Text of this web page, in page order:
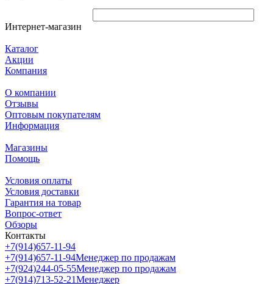
Интернет-магазин
Каталог
Акции
Компания
О компании
Отзывы
Оптовым покупателям
Информация
Магазины
Помощь
Условия оплаты
Условия доставки
Гарантия на товар
Вопрос-ответ
Обзоры
Контакты
+7(914)657-11-94
+7(914)657-11-94Менеджер по продажам
+7(924)244-05-55Менеджер по продажам
+7(914)713-52-21Менеджер